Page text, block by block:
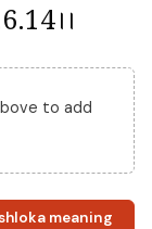
to add
meaning